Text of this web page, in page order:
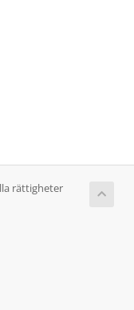
rättigheter